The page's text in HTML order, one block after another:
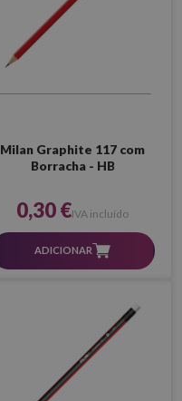
Milan Graphite 117 com
Borracha - HB
0,30 €IVA incluído
ADICIONAR